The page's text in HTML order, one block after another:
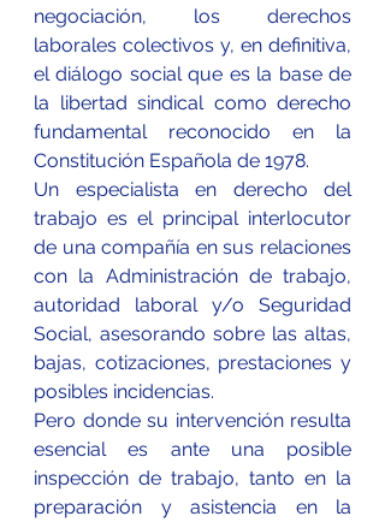
negociación, los derechos
laborales colectivos y, en definitiva,
el diálogo social que es la base de
la libertad sindical como derecho
fundamental reconocido en la
Constitución Española de 1978.
Un especialista en derecho del
trabajo es el principal interlocutor
de una compañía en sus relaciones
con la Administración de trabajo,
autoridad laboral y/o Seguridad
Social, asesorando sobre las altas,
bajas, cotizaciones, prestaciones y
posibles incidencias.
Pero donde su intervención resulta
esencial es ante una posible
inspección de trabajo, tanto en la
preparación y asistencia en la